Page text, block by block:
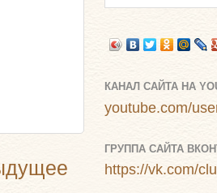
КАНАЛ САЙТА НА
youtube.com/
ГРУППА САЙТА
https://vk.com/